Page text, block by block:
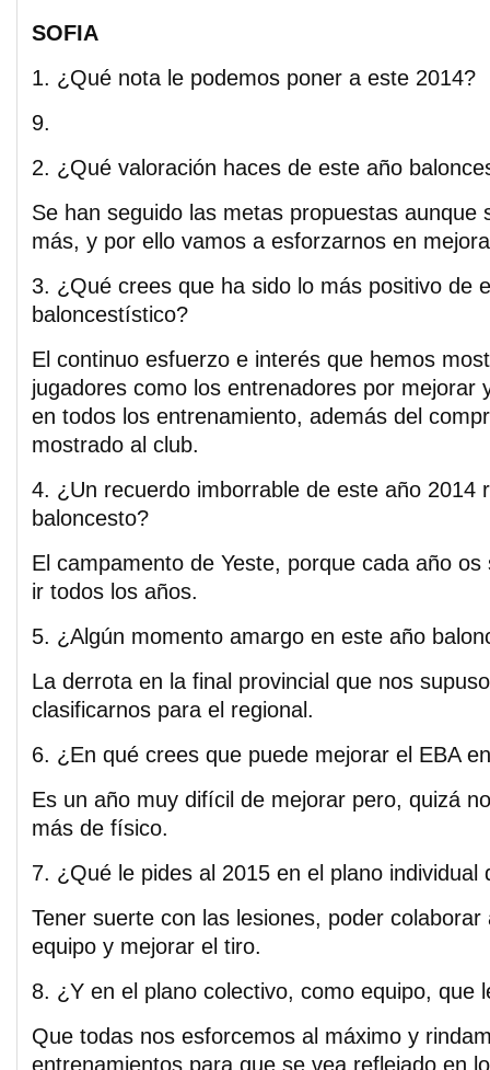
SOFIA
1. ¿Qué nota le podemos poner a este 2014?
9.
2. ¿Qué valoración haces de este año
Se han seguido las metas propuestas aunque
más, y por ello vamos a esforzarnos en
3. ¿Qué crees que ha sido lo más positivo de
baloncestístico?
El continuo esfuerzo e interés que hemos
jugadores como los entrenadores por mejorar
en todos los entrenamiento, además del
mostrado al club.
4. ¿Un recuerdo imborrable de este año 2014
baloncesto?
El campamento de Yeste, porque cada año
ir todos los años.
5. ¿Algún momento amargo en este año
La derrota en la final provincial que nos
clasificarnos para el regional.
6. ¿En qué crees que puede mejorar el EBA
Es un año muy difícil de mejorar pero, quizá
más de físico.
7. ¿Qué le pides al 2015 en el plano individual
Tener suerte con las lesiones, poder colaborar
equipo y mejorar el tiro.
8. ¿Y en el plano colectivo, como equipo, que
Que todas nos esforcemos al máximo y
entrenamientos para que se vea reflejado en